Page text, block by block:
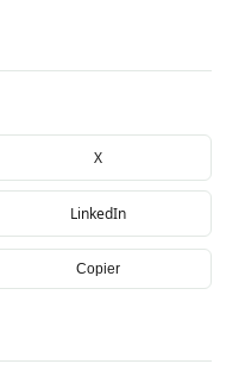
X
LinkedIn
Copier